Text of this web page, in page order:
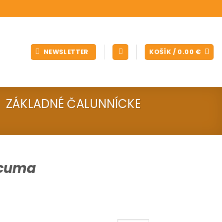
NEWSLETTER KOŠÍK / 0.00 €
ZÁKLADNÉ ČALUNNÍCKE